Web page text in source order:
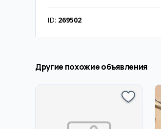
ID: 269502
Другие похожие объявления